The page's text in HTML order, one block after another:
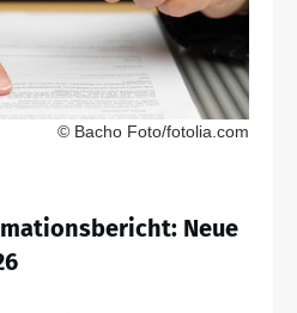
© Bacho Foto/fotolia.com
Neue